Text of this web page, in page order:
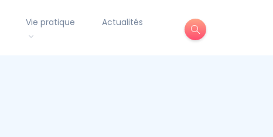
Vie pratique Actualités